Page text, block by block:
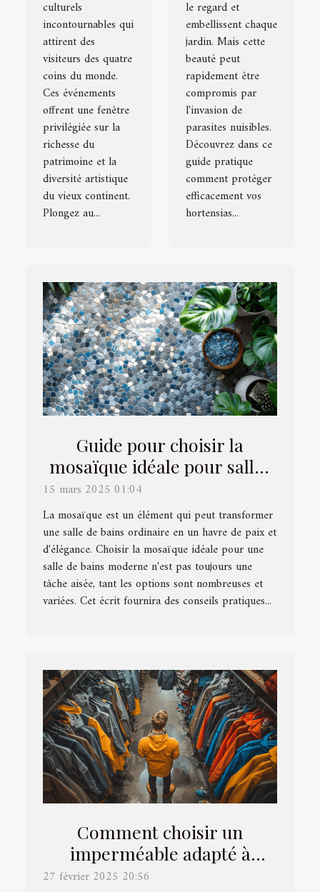
culturels
incontournables qui
attirent des
visiteurs des quatre
coins du monde.
Ces événements
offrent une fenêtre
privilégiée sur la
richesse du
patrimoine et la
diversité artistique
du vieux continent.
Plongez au...
le regard et
embellissent chaque
jardin. Mais cette
beauté peut
rapidement être
compromis par
l'invasion de
parasites nuisibles.
Découvrez dans ce
guide pratique
comment protéger
efficacement vos
hortensias...
Guide pour choisir la
mosaïque idéale pour salles
de bains modernes
15 mars 2025 01:04
La mosaïque est un élément qui peut transformer
une salle de bains ordinaire en un havre de paix et
d'élégance. Choisir la mosaïque idéale pour une
salle de bains moderne n'est pas toujours une
tâche aisée, tant les options sont nombreuses et
variées. Cet écrit fournira des conseils pratiques...
Comment choisir un
imperméable adapté à
toutes les saisons
27 février 2025 20:56